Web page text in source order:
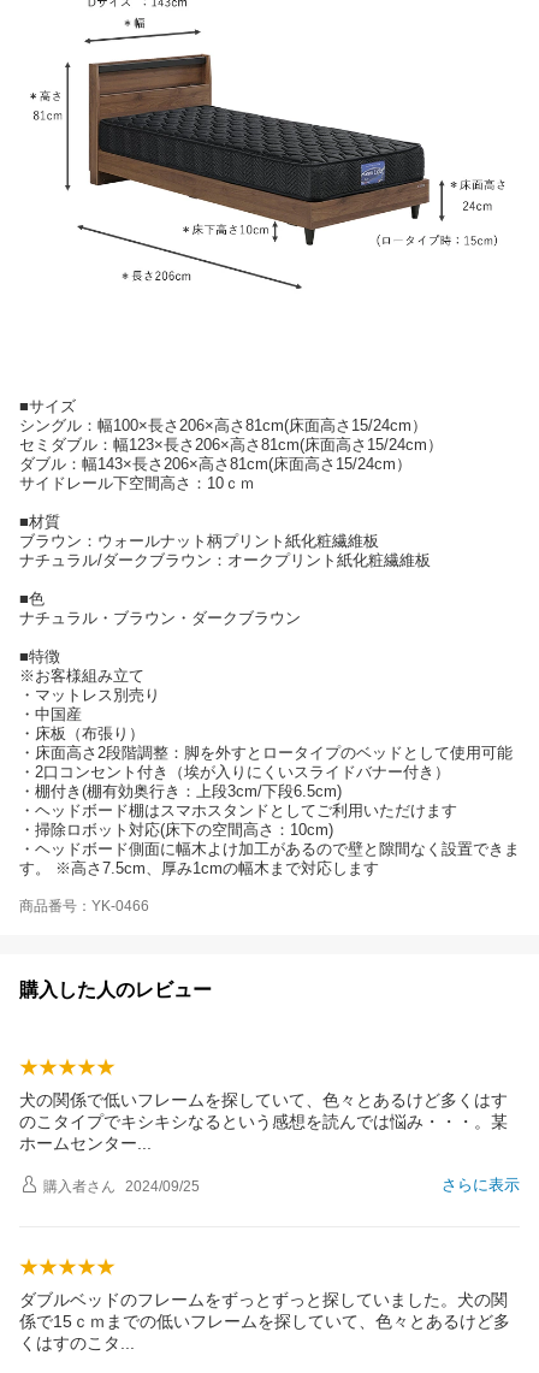
■サイズ
シングル：幅100×長さ206×高さ81cm(床面高さ15/24cm）
セミダブル：幅123×長さ206×高さ81cm(床面高さ15/24cm）
ダブル：幅143×長さ206×高さ81cm(床面高さ15/24cm）
サイドレール下空間高さ：10ｃｍ
■材質
ブラウン：ウォールナット柄プリント紙化粧繊維板
ナチュラル/ダークブラウン：オークプリント紙化粧繊維板
■色
ナチュラル・ブラウン・ダークブラウン
■特徴
※お客様組み立て
・マットレス別売り
・中国産
・床板（布張り）
・床面高さ2段階調整：脚を外すとロータイプのベッドとして使用可能
・2口コンセント付き（埃が入りにくいスライドバナー付き）
・棚付き(棚有効奥行き：上段3cm/下段6.5cm)
・ヘッドボード棚はスマホスタンドとしてご利用いただけます
・掃除ロボット対応(床下の空間高さ：10cm)
・ヘッドボード側面に幅木よけ加工があるので壁と隙間なく設置できま
す。 ※高さ7.5cm、厚み1cmの幅木まで対応します
商品番号：YK-0466
購入した人のレビュー
犬の関係で低いフレームを探していて、色々とあるけど多くはす
のこタイプでキシキシなるという感想を読んでは悩み・・・。某
ホームセンター
さらに表示
購入者さん 2024/09/25
ダブルベッドのフレームをずっとずっと探していました。犬の関
係で15ｃｍまでの低いフレームを探していて、色々とあるけど多
くはすのこ タ